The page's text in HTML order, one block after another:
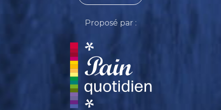
Proposé par :